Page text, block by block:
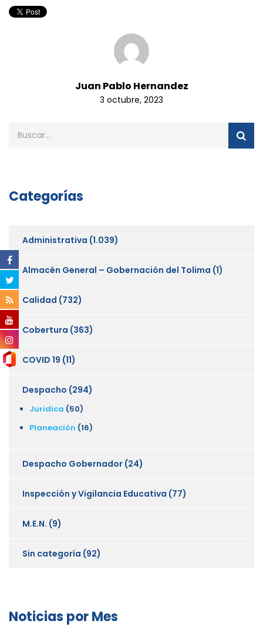
Juan Pablo Hernandez
3 octubre, 2023
Categorías
Administrativa (1.039)
Almacén General – Gobernación del Tolima (1)
Calidad (732)
Cobertura (363)
COVID 19 (11)
Despacho (294)
Juridica (50)
Planeación (16)
Despacho Gobernador (24)
Inspección y Vigilancia Educativa (77)
M.E.N. (9)
Sin categoría (92)
Noticias por Mes